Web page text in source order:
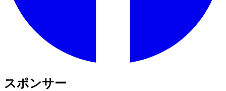
スポンサー